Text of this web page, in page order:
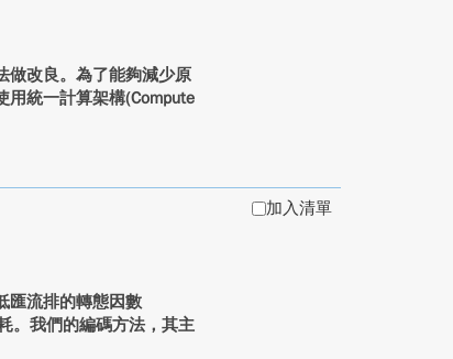
做改良。為了能夠減少原
用統一計算架構(Compute
匯流排的轉態因數
。我們的編碼方法，其主
加入清單